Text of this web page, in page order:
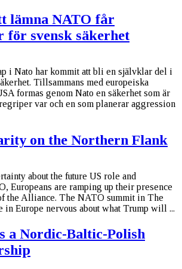
lämna NATO får
för svensk säkerhet
i Nato har kommit att bli en självklar del i
Tillsammans med europeiska
formas genom Nato en säkerhet som är
var och en som planerar aggression
on the Northern Flank
about the future US role and
Europeans are ramping up their presence
the Alliance. The NATO summit in The
in Europe nervous about what Trump will ...
a Nordic-Baltic-Polish